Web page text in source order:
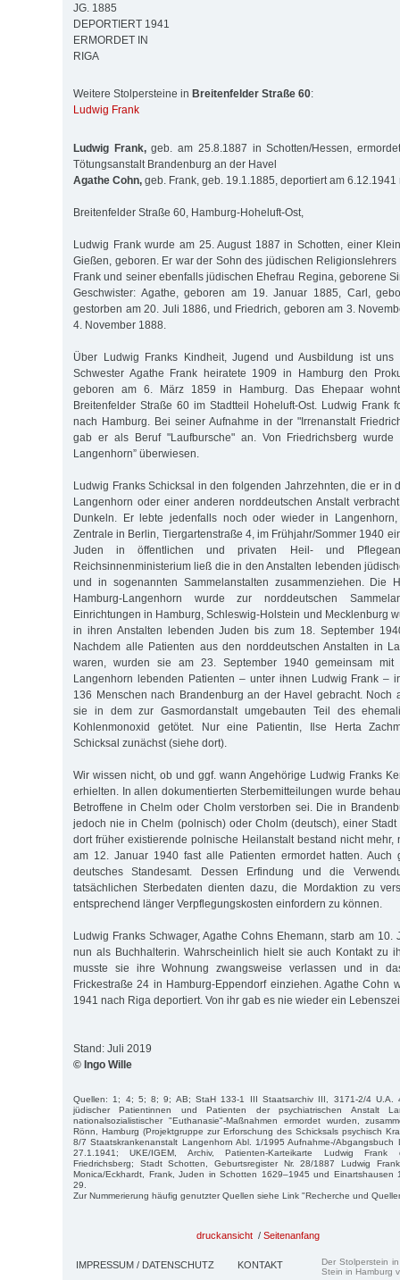
JG. 1885
DEPORTIERT 1941
ERMORDET IN
RIGA
Weitere Stolpersteine in Breitenfelder Straße 60:
Ludwig Frank
Ludwig Frank,geb. am 25.8.1887 in Schotten/Hessen,
Tötungsanstalt Brandenburg an der Havel
Agathe Cohn, geb. Frank, geb. 19.1.1885, deportiert am
Breitenfelder Straße 60, Hamburg-Hoheluft-Ost,
Ludwig Frank wurde am 25. August 1887 in Schotten, einer
Gießen, geboren. Er war der Sohn des jüdischen
Frank und seiner ebenfalls jüdischen Ehefrau Regina, geborene
Geschwister: Agathe, geboren am 19. Januar 1885, Carl,
gestorben am 20. Juli 1886, und Friedrich, geboren am 3.
4. November 1888.
Über Ludwig Franks Kindheit, Jugend und Ausbildung ist uns
Schwester Agathe Frank heiratete 1909 in Hamburg den
geboren am 6. März 1859 in Hamburg. Das Ehepaar
Breitenfelder Straße 60 im Stadtteil Hoheluft-Ost. Ludwig Frank
nach Hamburg. Bei seiner Aufnahme in der "Irrenanstalt
gab er als Beruf "Laufbursche" an. Von Friedrichsberg
Langenhorn” überwiesen.
Ludwig Franks Schicksal in den folgenden Jahrzehnten, die er in
Langenhorn oder einer anderen norddeutschen Anstalt
Dunkeln. Er lebte jedenfalls noch oder wieder in
Zentrale in Berlin, Tiergartenstraße 4, im Frühjahr/Sommer 1940
Juden in öffentlichen und privaten Heil- und
Reichsinnenministerium ließ die in den Anstalten lebenden
und in sogenannten Sammelanstalten zusammenziehen. Die
Hamburg-Langenhorn wurde zur norddeutschen
Einrichtungen in Hamburg, Schleswig-Holstein und Mecklenburg
in ihren Anstalten lebenden Juden bis zum 18. September
Nachdem alle Patienten aus den norddeutschen Anstalten in
waren, wurden sie am 23. September 1940 gemeinsam
Langenhorn lebenden Patienten – unter ihnen Ludwig Frank –
136 Menschen nach Brandenburg an der Havel gebracht. Noch
sie in dem zur Gasmordanstalt umgebauten Teil des
Kohlenmonoxid getötet. Nur eine Patientin, Ilse Herta
Schicksal zunächst (siehe dort).
Wir wissen nicht, ob und ggf. wann Angehörige Ludwig Franks
erhielten. In allen dokumentierten Sterbemitteilungen wurde
Betroffene in Chelm oder Cholm verstorben sei. Die in
jedoch nie in Chelm (polnisch) oder Cholm (deutsch), einer
dort früher existierende polnische Heilanstalt bestand nicht mehr,
am 12. Januar 1940 fast alle Patienten ermordet hatten.
deutsches Standesamt. Dessen Erfindung und die
tatsächlichen Sterbedaten dienten dazu, die Mordaktion zu
entsprechend länger Verpflegungskosten einfordern zu können.
Ludwig Franks Schwager, Agathe Cohns Ehemann, starb am 10.
nun als Buchhalterin. Wahrscheinlich hielt sie auch Kontakt zu
musste sie ihre Wohnung zwangsweise verlassen und in
Frickestraße 24 in Hamburg-Eppendorf einziehen. Agathe Cohn
1941 nach Riga deportiert. Von ihr gab es nie wieder ein
Stand: Juli 2019
© Ingo Wille
Quellen: 1; 4; 5; 8; 9; AB; StaH 133-1 III Staatsarchiv III, 3171-2/4 U.A.
jüdischer Patientinnen und Patienten der psychiatrischen Anstalt
nationalsozialistischer "Euthanasie"-Maßnahmen ermordet wurden,
Rönn, Hamburg (Projektgruppe zur Erforschung des Schicksals psychisch
8/7 Staatskrankenanstalt Langenhorn Abl. 1/1995 Aufnahme-/
27.1.1941; UKE/IGEM, Archiv, Patienten-Karteikarte Ludwig Frank
Friedrichsberg; Stadt Schotten, Geburtsregister Nr. 28/1887 Ludwig
Monica/Eckhardt, Frank, Juden in Schotten 1629–1945 und
29.
Zur Nummerierung häufig genutzter Quellen siehe Link "Recherche und
druckansicht / Seitenanfang
IMPRESSUM / DATENSCHUTZ KONTAKT
Der Stolperstein
Stein in Hamburg